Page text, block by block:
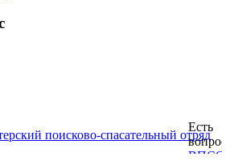
поисково-спасательный отряд